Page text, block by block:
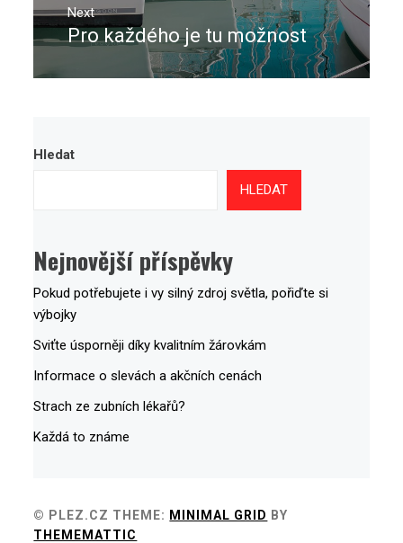
Next
Next
Pro každého je tu možnost
Hledat
HLEDAT
Nejnovější příspěvky
Pokud potřebujete i vy silný zdroj světla, pořiďte si
výbojky
Sviťte úsporněji díky kvalitním žárovkám
Informace o slevách a akčních cenách
Strach ze zubních lékařů?
Každá to známe
© PLEZ.CZ THEME: MINIMAL GRID BY
THEMEMATTIC